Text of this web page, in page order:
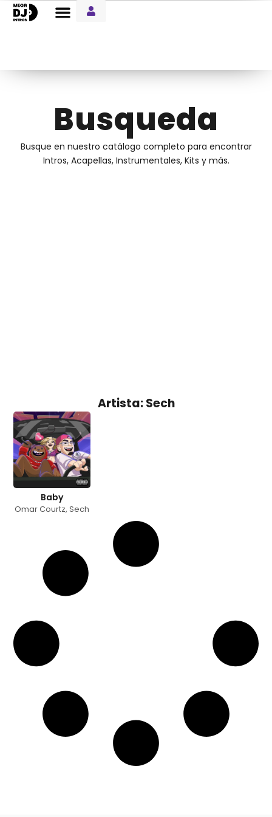
Busqueda
Busque en nuestro catálogo completo para encontrar
Intros, Acapellas, Instrumentales, Kits y más.
Artista: Sech
Baby
Omar Courtz,Sech